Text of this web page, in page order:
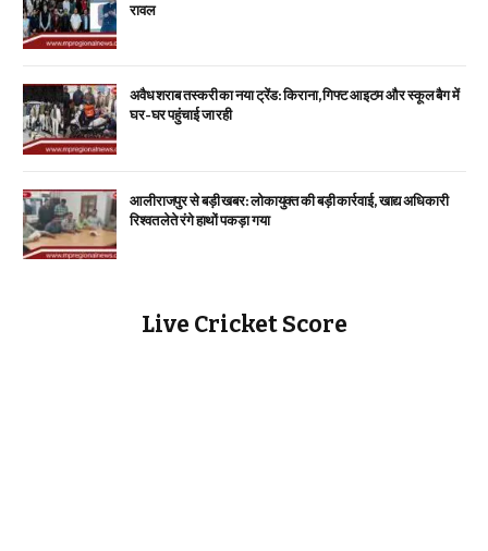
रावल
अवैध शराब तस्करी का नया ट्रेंड: किराना, गिफ्ट आइटम और स्कूल बैग में
घर-घर पहुंचाई जा रही
आलीराजपुर से बड़ी खबर: लोकायुक्त की बड़ी कार्रवाई, खाद्य अधिकारी
रिश्वत लेते रंगे हाथों पकड़ा गया
Live Cricket Score